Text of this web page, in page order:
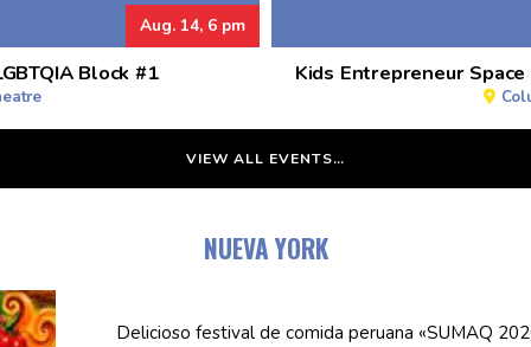
Aug. 14, 6 pm
Block #1 Kids Entrepreneur
VIEW ALL EVENTS…
NUEVA YORK
Delicioso festival de comida peruana «SUMAQ